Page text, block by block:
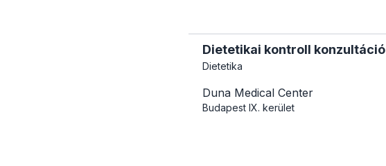
Dietetikai kontroll konzultáció
Dietetika
Duna Medical Center
Budapest IX. kerület